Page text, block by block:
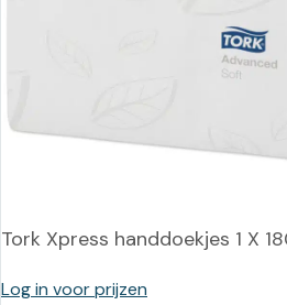
Tork Xpress handdoekjes 1 X
Log in voor prijzen